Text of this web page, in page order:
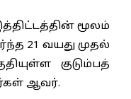
மூலம்
21 வயது முதல்
குடும்பத்
ஆவர்.